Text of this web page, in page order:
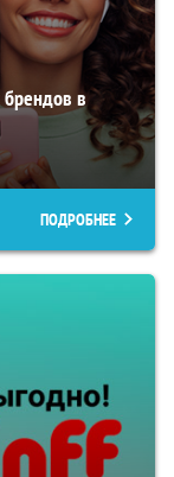
брендов в
ПОДРОБНЕЕ